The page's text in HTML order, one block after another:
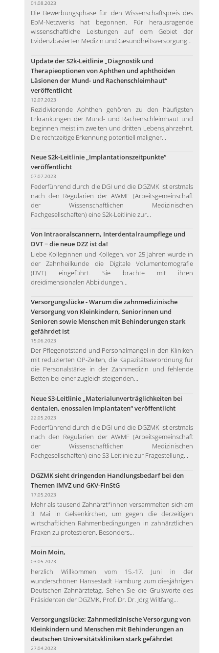
01.08.2023
Die Bewerbungsphase für den Wissenschaftspreis des
EbM-Netzwerks hat begonnen. Für herausragende
wissenschaftliche Leistungen auf dem Gebiet der
Evidenzbasierten Medizin und Gesundheitsversorgung...
Update der S2k-Leitlinie „Diagnostik und
Therapieoptionen von Aphthen und aphthoiden
Läsionen der Mund- und Rachenschleimhaut“
veröffentlicht
12.07.2023
Rezidivierende Aphthen gehören zu den häufigsten
Erkrankungen der Mund- und Rachenschleimhaut und
beginnen meist im zweiten und dritten Lebensjahrzehnt.
Die rechtzeitige Erkennung potentiell maligner...
Neue S2k-Leitlinie „Implantationszeitpunkte“
veröffentlicht
07.07.2023
Federführend durch die DGI und die DGZMK ist erstmals
nach den Regularien der AWMF (Arbeitsgemeinschaft
der Wissenschaftlichen Medizinischen
Fachgesellschaften) eine S2k-Leitlinie zur...
Von Intraoralscannern, Interdentalraumpflege und
DVT − die neue DZZ ist da!
Liebe Kolleginnen und Kollegen, vor 25 Jahren wurde in
der Zahnheilkunde die Digitale Volumentomografie
(DVT) eingeführt. Sie brachte mit ihren
dreidimensionalen Abbildungen...
Versorgungslücke - Warum die zahnmedizinische
Versorgung von Kleinkindern, Seniorinnen und
Senioren sowie Menschen mit Behinderungen stark
gefährdet ist
15.06.2023
Der Pflegenotstand und Personalmangel in den Kliniken
mit reduzierten OP-Zeiten, die Kapazitätsverordnung für
die Personalstärke in der Zahnmedizin und fehlende
Betten bei einer zugleich steigenden...
Neue S3-Leitlinie „Materialunverträglichkeiten bei
dentalen, enossalen Implantaten“ veröffentlicht
22.05.2023
Federführend durch die DGI und die DGZMK ist erstmals
nach den Regularien der AWMF (Arbeitsgemeinschaft
der Wissenschaftlichen Medizinischen
Fachgesellschaften) eine S3-Leitlinie zur Fragestellung...
DGZMK sieht dringenden Handlungsbedarf bei den
Themen IMVZ und GKV-FinStG
17.05.2023
Mehr als tausend Zahnärzt*innen versammelten sich am
3. Mai in Gelsenkirchen, um gegen die derzeitigen
wirtschaftlichen Rahmenbedingungen in zahnärztlichen
Praxen zu protestieren. Besonders...
Moin Moin,
03.05.2023
herzlich Willkommen vom 15.-17. Juni in der
wunderschönen Hansestadt Hamburg zum diesjährigen
Deutschen Zahnärztetag. Sehen Sie die Grußworte des
Präsidenten der DGZMK, Prof. Dr. Dr. Jörg Wiltfang...
Versorgungslücke: Zahnmedizinische Versorgung von
Kleinkindern und Menschen mit Behinderungen an
deutschen Universitätskliniken stark gefährdet
27.04.2023